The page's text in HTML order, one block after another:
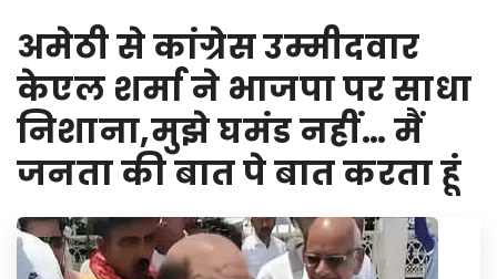
अमेठी से कांग्रेस उम्मीदवार
केएल शर्मा ने भाजपा पर साधा
निशाना,मुझे घमंड नहीं… मैं
जनता की बात पे बात करता हूं